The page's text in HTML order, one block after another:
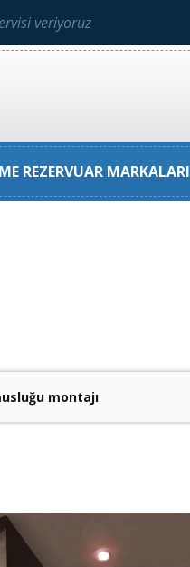
veriyoruz
REZERVUAR MARKALARI
montajı